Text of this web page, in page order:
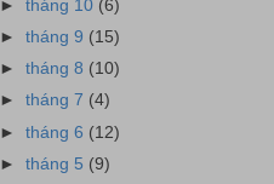
►tháng 10 (6)
►tháng 9 (15)
►tháng 8 (10)
►tháng 7 (4)
►tháng 6 (12)
►tháng 5 (9)